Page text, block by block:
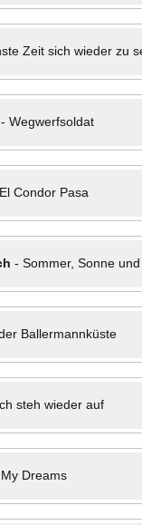
Zeit sich wieder zu
- Wegwerfsoldat
El Condor Pasa
- Sommer, Sonne
Ballermannküste
Ich steh wieder auf
Dreams